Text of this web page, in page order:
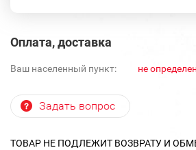
Оплата, доставка
Ваш населенный пункт: не определен
Задать вопрос
ТОВАР НЕ ПОДЛЕЖИТ ВОЗВРАТУ И